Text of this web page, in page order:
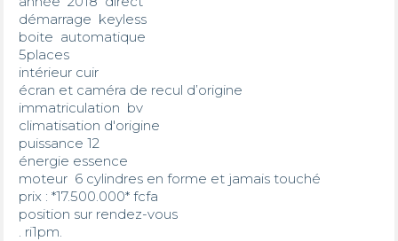
démarrage  keyless
boite  automatique
5places
intérieur cuir
écran et caméra de recul d’origine
immatriculation  bv
climatisation d'origine
puissance 12
énergie essence
moteur  6 cylindres en forme et jamais touché
prix : *17.500.000* fcfa
position sur rendez-vous
. ri1pm.